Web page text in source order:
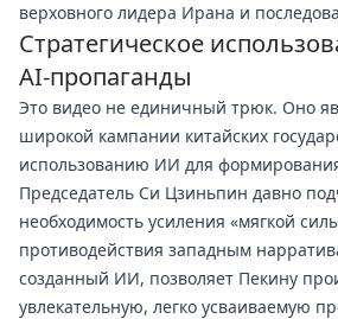
верховного лидера Ирана и
Стратегическое
AI-пропаганды
Это видео не единичный трюк. Оно
широкой кампании китайских
использованию ИИ для
Председатель Си Цзиньпин давно
необходимость усиления «мягкой
противодействия западным
созданный ИИ, позволяет Пекину
увлекательную, легко усваиваемую